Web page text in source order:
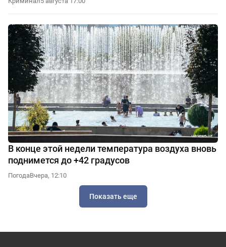
В конце этой недели температура воздуха вновь
поднимется до +42 градусов
ПогодаВчера, 12:10
Показать еще